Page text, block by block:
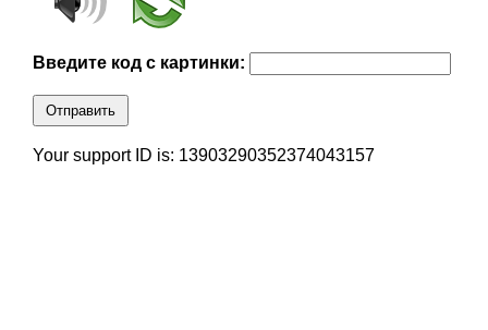
Введите код с картинки:
Отправить
Your support ID is: 13903290352374043157